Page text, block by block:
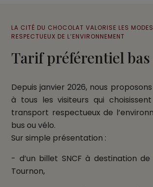
LA CITÉ DU CHOCOLAT VALORISE LES
RESPECTUEUX DE L’ENVIRONNEMENT
Tarif préférentiel bas
Depuis janvier 2026, nous
à tous les visiteurs qui
transport respectueux de
bus ou vélo.
Sur simple présentation :
- d’un billet SNCF à destination
Tournon,